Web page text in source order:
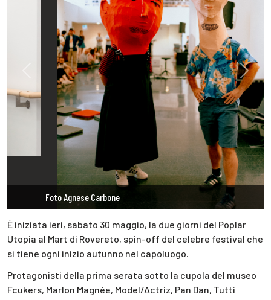
Foto Agnese Carbone
Previous Next
È iniziata ieri, sabato 30 maggio, la due giorni del Poplar
Utopia al Mart di Rovereto, spin-off del celebre festival che
si tiene ogni inizio autunno nel capoluogo.
Protagonisti della prima serata sotto la cupola del museo
Fcukers, Marlon Magnée, Model/Actriz, Pan Dan, Tutti